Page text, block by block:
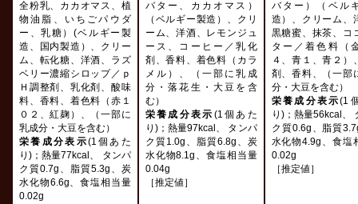
全粉乳、カカオマス、植
物油脂、いちごパウダ
ー、乳糖）(ベルギー製
造、国内製造）、クリー
ム、転化糖、洋酒、ラズ
ベリー濃縮シロップ／ｐ
Ｈ調整剤、乳化剤、酸味
料、香料、着色料（赤１
０２、紅麹）、（一部に
乳成分・大豆を含む）
栄養成分表示(1個あた
り)；熱量77kcal、 タンパ
ク質0.7g、脂質5.3g、炭
水化物6.6g、食塩相当量
0.02g
バター、カカオマス）
（ベルギー製造）、クリ
ーム、洋酒、レモンジュ
ース、コーヒー／乳化
剤、香料、着色料（カラ
メル）、（一部に乳成
分・落花生・大豆を含
む）
栄養成分表示 (1個あた
り)；熱量97kcal、 タンパ
ク質1.0g、脂質6.8g、炭
水化物8.1g、食塩相当量
0.04g
［推定値］
バター）（ベル
造）、クリーム、
黒糖蜜、抹茶、コ
ター／着色料（
４、青１、青２）
剤、香料、（一部
分・大豆を含む）
栄養成分表示(1
り)；熱量56kcal、
ク質0.6g、脂質
水化物4.9g、食塩
0.02g
［推定値］